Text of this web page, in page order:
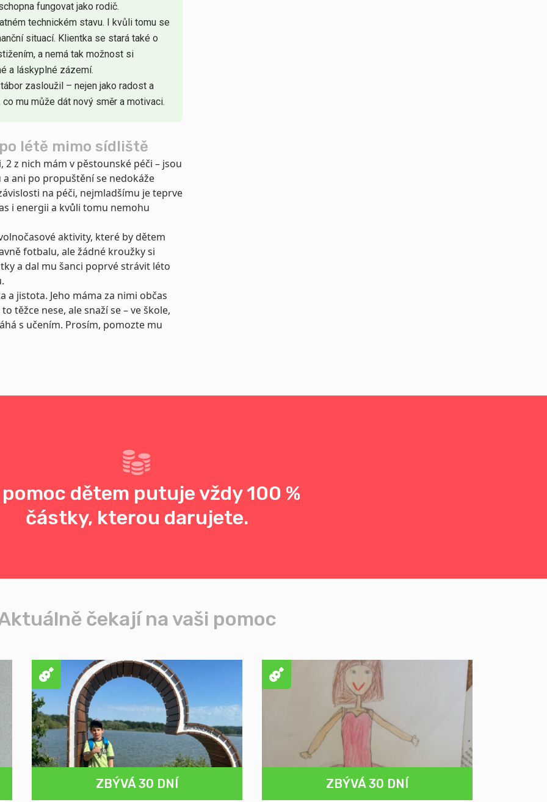
fungovat jako rodič.
technickém stavu. I kvůli tomu se
situací. Klientka se stará také o
a nemá tak možnost si
a láskyplné zázemí.
zasloužil – nejen jako radost a
mu může dát nový směr a motivaci.
létě mimo sídliště
2 z nich mám v pěstounské péči – jsou
ani po propuštění se nedokáže
na péči, nejmladšímu je teprve
i energii a kvůli tomu nemohu
aktivity, které by dětem
fotbalu, ale žádné kroužky si
a dal mu šanci poprvé strávit léto
jistota. Jeho máma za nimi občas
těžce nese, ale snaží se – ve škole,
s učením. Prosím, pomozte mu
dětem putuje vždy 100 %
částky, kterou darujete.
čekají na vaši pomoc
ZBÝVÁ 30 DNÍ ZBÝVÁ 30 DNÍ